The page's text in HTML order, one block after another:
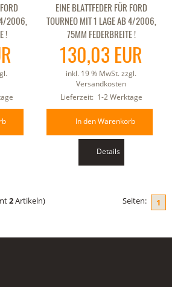
4/2006,
!
EINE BLATTFEDER FÜR FORD
TOURNEO MIT 1 LAGE AB 4/2006,
75MM FEDERBREITE !
130,03 EUR
inkl. 19 % MwSt. zzgl.
Versandkosten
Lieferzeit: 1-2 Werktage
In den Warenkorb
Details
2Artikeln) Seiten: 1